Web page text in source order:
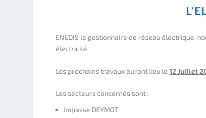
ENEDIS le gestionnaire de réseau électrique,
électricité.
Les prochains travaux auront lieu le 12 Juillet
Les secteurs concernés sont :
Impasse DEYMOT